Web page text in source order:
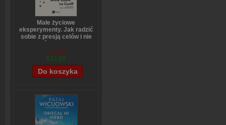
Małe życiowe
eksperymenty. Jak radzić
sobie z presją celów i nie
Anne-Laure LeCunff
€15,75
€13,89